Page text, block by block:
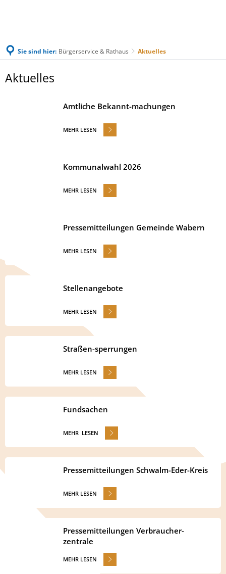
Sie sind hier: Bürgerservice & Rathaus Aktuelles
Aktuelles
Aktuelles
Amtliche Bekannt-machungen
MEHR LESEN
Kommunalwahl 2026
MEHR LESEN
Pressemitteilungen Gemeinde Wabern
MEHR LESEN
Stellenangebote
MEHR LESEN
Straßen-sperrungen
MEHR LESEN
Fundsachen
MEHR LESEN
Pressemitteilungen Schwalm-Eder-Kreis
MEHR LESEN
Pressemitteilungen Verbraucher-
zentrale
MEHR LESEN